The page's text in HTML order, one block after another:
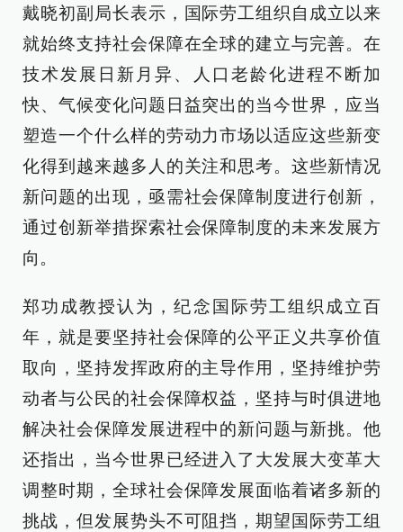
戴晓初副局长表示，国际劳工组织自成立以来
就始终支持社会保障在全球的建立与完善。在
技术发展日新月异、人口老龄化进程不断加
快、气候变化问题日益突出的当今世界，应当
塑造一个什么样的劳动力市场以适应这些新变
化得到越来越多人的关注和思考。这些新情况
新问题的出现，亟需社会保障制度进行创新，
通过创新举措探索社会保障制度的未来发展方
向。
郑功成教授认为，纪念国际劳工组织成立百
年，就是要坚持社会保障的公平正义共享价值
取向，坚持发挥政府的主导作用，坚持维护劳
动者与公民的社会保障权益，坚持与时俱进地
解决社会保障发展进程中的新问题与新挑。他
还指出，当今世界已经进入了大发展大变革大
调整时期，全球社会保障发展面临着诸多新的
挑战，但发展势头不可阻挡，期望国际劳工组